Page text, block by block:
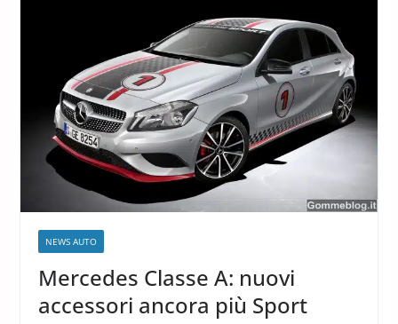
NEWS AUTO
Mercedes Classe A: nuovi
accessori ancora più Sport